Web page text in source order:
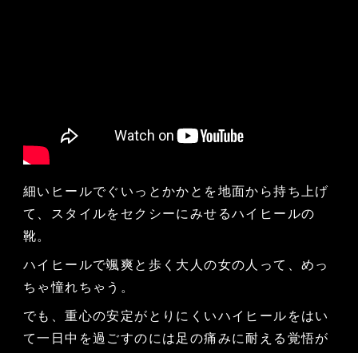
細いヒールでぐいっとかかとを地面から持ち上げ
て、スタイルをセクシーにみせるハイヒールの
靴。
ハイヒールで颯爽と歩く大人の女の人って、めっ
ちゃ憧れちゃう。
でも、重心の安定がとりにくいハイヒールをはい
て一日中を過ごすのには足の痛みに耐える覚悟が